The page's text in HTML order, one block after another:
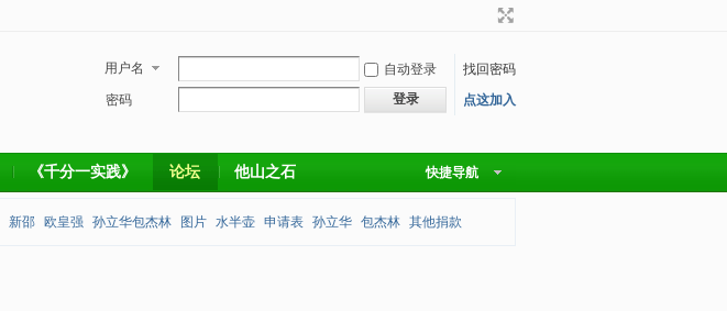
用户名 自动登录
找回密码
密码
登录 点这加入
快捷导航
《千分一实践》 论坛 他山之石
新邵 欧皇强 孙立华包杰林 图片 水半壶 申请表 孙立华 包杰林 其他捐款